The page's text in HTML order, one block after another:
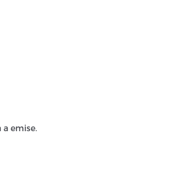
emise.